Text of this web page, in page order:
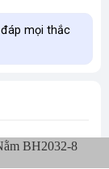
mọi thắc
BH2032-8